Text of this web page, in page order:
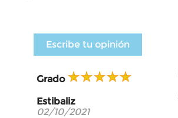
Escribe tu opinión
Grado
Estibaliz
02/10/2021